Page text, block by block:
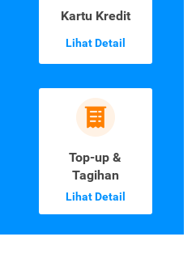
Kartu Kredit
Lihat Detail
Top-up &
Tagihan
Lihat Detail